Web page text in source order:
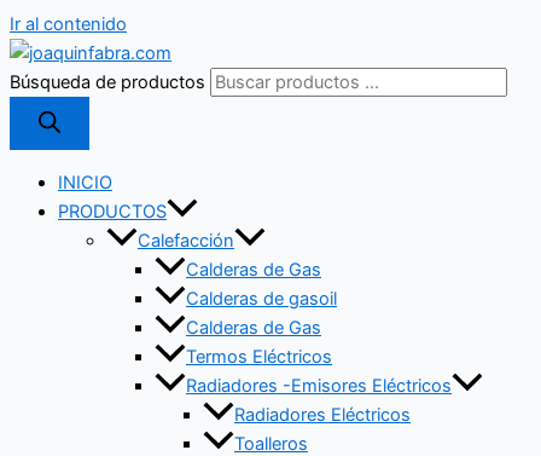
Ir al contenido
Búsqueda de productos
INICIO
PRODUCTOS
Calefacción
Calderas de Gas
Calderas de gasoil
Calderas de Gas
Termos Eléctricos
Radiadores -Emisores Eléctricos
Radiadores Eléctricos
Toalleros